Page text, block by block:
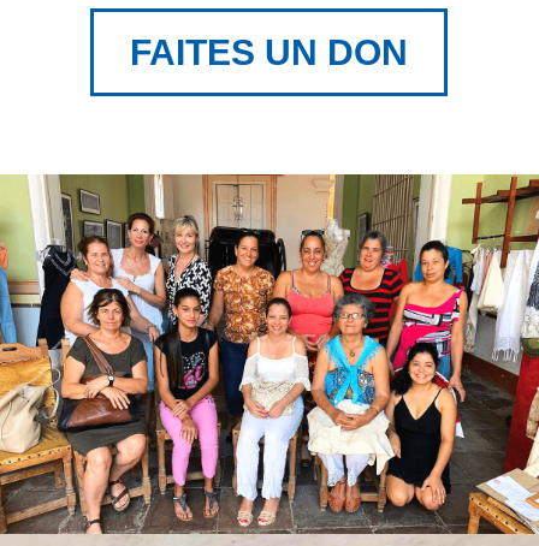
FAITES UN DON